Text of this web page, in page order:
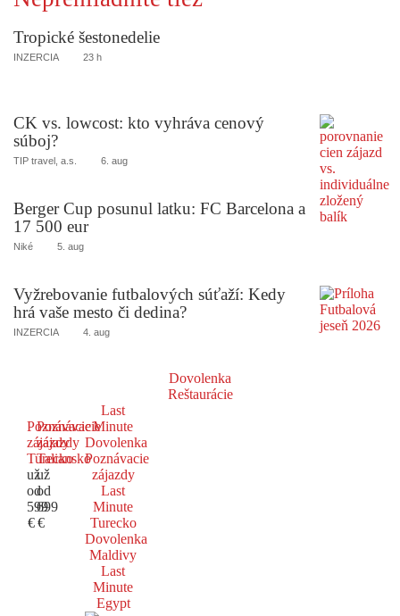
Tropické šestonedelie
INZERCIA 23 h
CK vs. lowcost: kto vyhráva cenový
súboj?
TIP travel, a.s. 6. aug
Berger Cup posunul latku: FC Barcelona a
17 500 eur
Niké 5. aug
Vyžrebovanie futbalových súťaží: Kedy
hrá vaše mesto či dedina?
INZERCIA 4. aug
Dovolenka
Reštaurácie
Poznávacie
zájazdy
Turecko
už
od
599
€
Poznávacie
zájazdy
Taliansko
už
od
699
€
Last
Minute
Dovolenka
Poznávacie
zájazdy
Last
Minute
Turecko
Dovolenka
Maldivy
Last
Minute
Egypt